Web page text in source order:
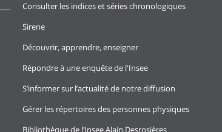
Consulter les indices et séries chronologiques
Sirene
Découvrir, apprendre, enseigner
Répondre à une enquête de l'Insee
S’informer sur l’actualité de notre diffusion
Gérer les répertoires des personnes physiques
Bibliothèque de l’Insee Alain Desrosières